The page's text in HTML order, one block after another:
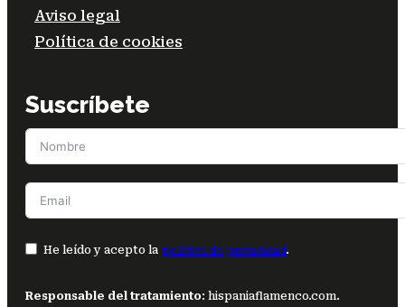
Aviso legal
Política de cookies
Suscríbete
He leído y acepto la política de privacidad .
Responsable del tratamiento: hispaniaflamenco.com.